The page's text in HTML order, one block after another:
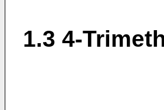
1.3 4-